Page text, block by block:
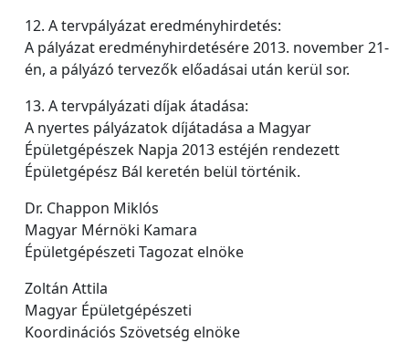
12. A tervpályázat eredményhirdetés:
A pályázat eredményhirdetésére 2013. november 21-
én, a pályázó tervezők előadásai után kerül sor.
13. A tervpályázati díjak átadása:
A nyertes pályázatok díjátadása a Magyar
Épületgépészek Napja 2013 estéjén rendezett
Épületgépész Bál keretén belül történik.
Dr. Chappon Miklós
Magyar Mérnöki Kamara
Épületgépészeti Tagozat elnöke
Zoltán Attila
Magyar Épületgépészeti
Koordinációs Szövetség elnöke